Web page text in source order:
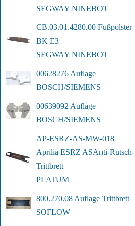
SEGWAY NINEBOT
CB.03.01.4280.00 Fußpolster
BK E3
SEGWAY NINEBOT
00628276 Auflage
BOSCH/SIEMENS
00639092 Auflage
BOSCH/SIEMENS
AP-ESRZ-AS-MW-018
Aprilia ESRZ ASAnti-Rutsch-
Trittbrett
PLATUM
800.270.08 Auflage Trittbrett
SOFLOW